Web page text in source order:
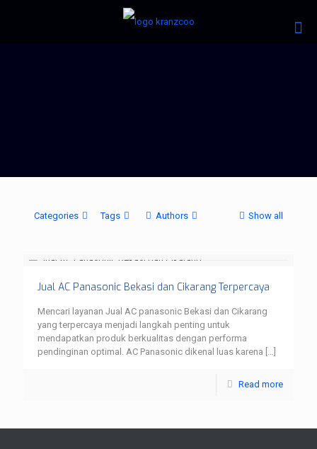
Categories Tags Authors Show all
Jual AC Panasonic Bekasi dan Cikarang Terpercaya
Mencari layanan Jual AC panasonic Bekasi dan Cikarang
yang terpercaya menjadi langkah penting untuk
mendapatkan produk berkualitas dengan performa
pendinginan optimal. AC Panasonic dikenal luas karena […]
Read more